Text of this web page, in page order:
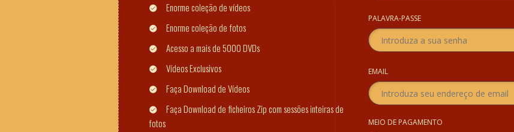
PALAVRA-PASSE
EMAIL
MEIO DE PAGAMENTO
Enorme coleção de vídeos
Enorme coleção de fotos
Acesso a mais de 5000 DVDs
Vídeos Exclusivos
Faça Download de Vídeos
Faça Download de ficheiros Zip com sessões inteiras de
fotos